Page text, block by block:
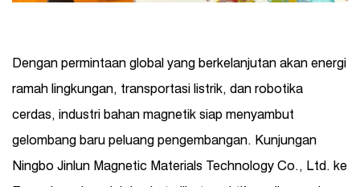
Dengan permintaan global yang berkelanjutan akan energi
ramah lingkungan, transportasi listrik, dan robotika
cerdas, industri bahan magnetik siap menyambut
gelombang baru peluang pengembangan. Kunjungan
Ningbo Jinlun Magnetic Materials Technology Co., Ltd. ke